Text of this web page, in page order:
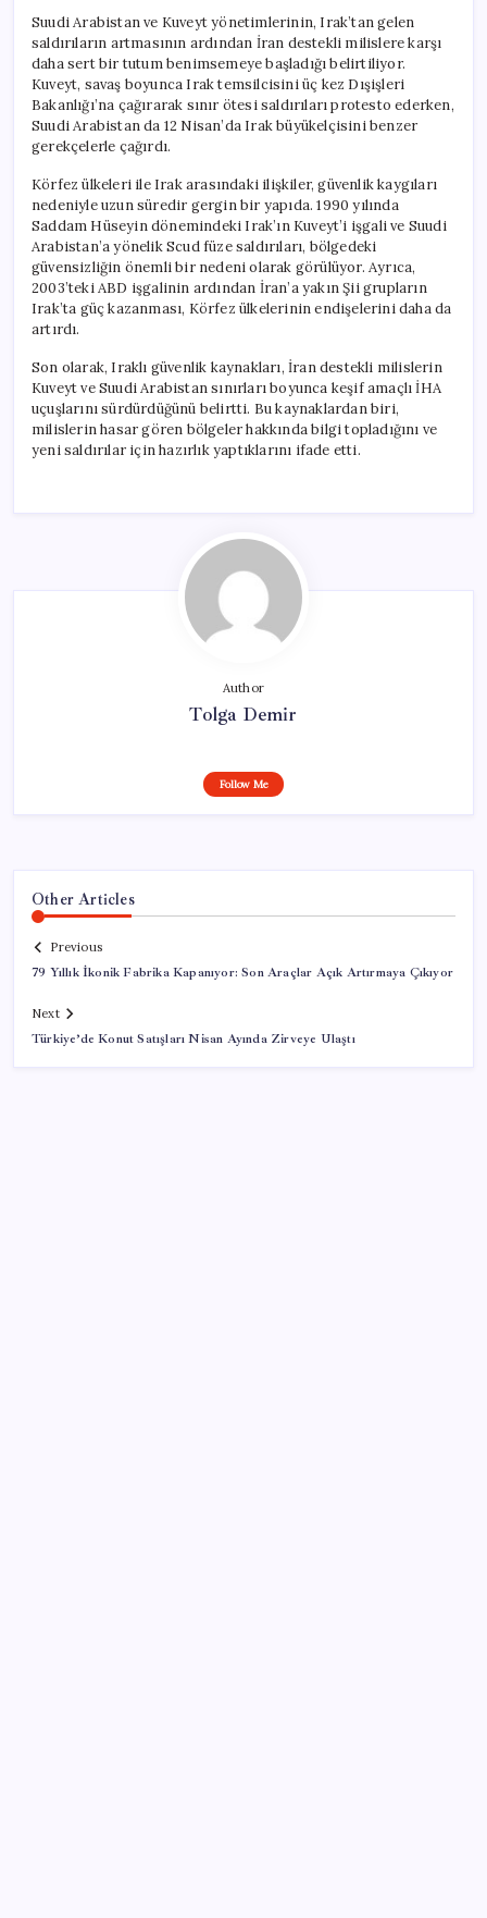
Suudi Arabistan ve Kuveyt yönetimlerinin, Irak’tan gelen
saldırıların artmasının ardından İran destekli milislere karşı
daha sert bir tutum benimsemeye başladığı belirtiliyor.
Kuveyt, savaş boyunca Irak temsilcisini üç kez Dışişleri
Bakanlığı’na çağırarak sınır ötesi saldırıları protesto ederken,
Suudi Arabistan da 12 Nisan’da Irak büyükelçisini benzer
gerekçelerle çağırdı.
Körfez ülkeleri ile Irak arasındaki ilişkiler, güvenlik kaygıları
nedeniyle uzun süredir gergin bir yapıda. 1990 yılında
Saddam Hüseyin dönemindeki Irak’ın Kuveyt’i işgali ve Suudi
Arabistan’a yönelik Scud füze saldırıları, bölgedeki
güvensizliğin önemli bir nedeni olarak görülüyor. Ayrıca,
2003’teki ABD işgalinin ardından İran’a yakın Şii grupların
Irak’ta güç kazanması, Körfez ülkelerinin endişelerini daha da
artırdı.
Son olarak, Iraklı güvenlik kaynakları, İran destekli milislerin
Kuveyt ve Suudi Arabistan sınırları boyunca keşif amaçlı İHA
uçuşlarını sürdürdüğünü belirtti. Bu kaynaklardan biri,
milislerin hasar gören bölgeler hakkında bilgi topladığını ve
yeni saldırılar için hazırlık yaptıklarını ifade etti.
Author
Tolga Demir
Follow Me
Other Articles
Previous
79 Yıllık İkonik Fabrika Kapanıyor: Son Araçlar Açık Artırmaya Çıkıyor
Next
Türkiye’de Konut Satışları Nisan Ayında Zirveye Ulaştı